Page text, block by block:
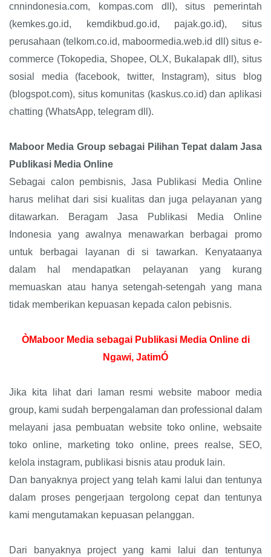
cnnindonesia.com, kompas.com dll), situs pemerintah
(kemkes.go.id, kemdikbud.go.id, pajak.go.id), situs
perusahaan (telkom.co.id, maboormedia.web.id dll) situs e-
commerce (Tokopedia, Shopee, OLX, Bukalapak dll), situs
sosial media (facebook, twitter, Instagram), situs blog
(blogspot.com), situs komunitas (kaskus.co.id) dan aplikasi
chatting (WhatsApp, telegram dll).
Maboor Media Group sebagai Pilihan Tepat dalam Jasa
Publikasi Media Online
Sebagai calon pembisnis, Jasa Publikasi Media Online
harus melihat dari sisi kualitas dan juga pelayanan yang
ditawarkan. Beragam Jasa Publikasi Media Online
Indonesia yang awalnya menawarkan berbagai promo
untuk berbagai layanan di si tawarkan. Kenyataanya
dalam hal mendapatkan pelayanan yang kurang
memuaskan atau hanya setengah-setengah yang mana
tidak memberikan kepuasan kepada calon pebisnis.
ÒMaboor Media sebagai Publikasi Media Online di
Ngawi, JatimÓ
Jika kita lihat dari laman resmi website maboor media
group, kami sudah berpengalaman dan professional dalam
melayani jasa pembuatan website toko online, websaite
toko online, marketing toko online, prees realse, SEO,
kelola instagram, publikasi bisnis atau produk lain.
Dan banyaknya project yang telah kami lalui dan tentunya
dalam proses pengerjaan tergolong cepat dan tentunya
kami mengutamakan kepuasan pelanggan.
Dari banyaknya project yang kami lalui dan tentunya